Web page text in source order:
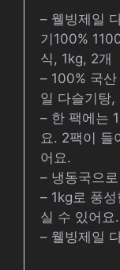
– 웰빙제일
기100%
식, 1kg, 2개
– 100% 국
일 다슬기탕,
– 한 팩에는
요. 2팩이 들
어요.
– 냉동국으
– 1kg로 풍
실 수 있어요.
– 웰빙제일